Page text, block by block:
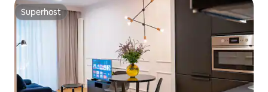
Superhost
Superhost